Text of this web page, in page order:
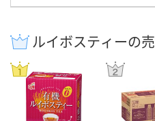
ルイボスティーの